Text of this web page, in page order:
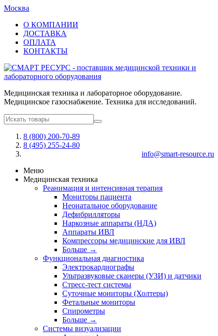
Москва
О КОМПАНИИ
ДОСТАВКА
ОПЛАТА
КОНТАКТЫ
Медицинская техника и лабораторное оборудование.
Медицинское газоснабжение. Техника для исследований.
8 (800) 200-70-89
8 (495) 255-24-80
info@smart-resource.ru
Меню
Медицинская техника
Реанимация и интенсивная терапия
Мониторы пациента
Неонатальное оборудование
Дефибрилляторы
Наркозные аппараты (НДА)
Аппараты ИВЛ
Компрессоры медицинские для ИВЛ
Больше →
Функциональная диагностика
Электрокардиографы
Ультразвуковые сканеры (УЗИ) и датчики
Стресс-тест системы
Суточные мониторы (Холтеры)
Фетальные мониторы
Спирометры
Больше →
Системы визуализации